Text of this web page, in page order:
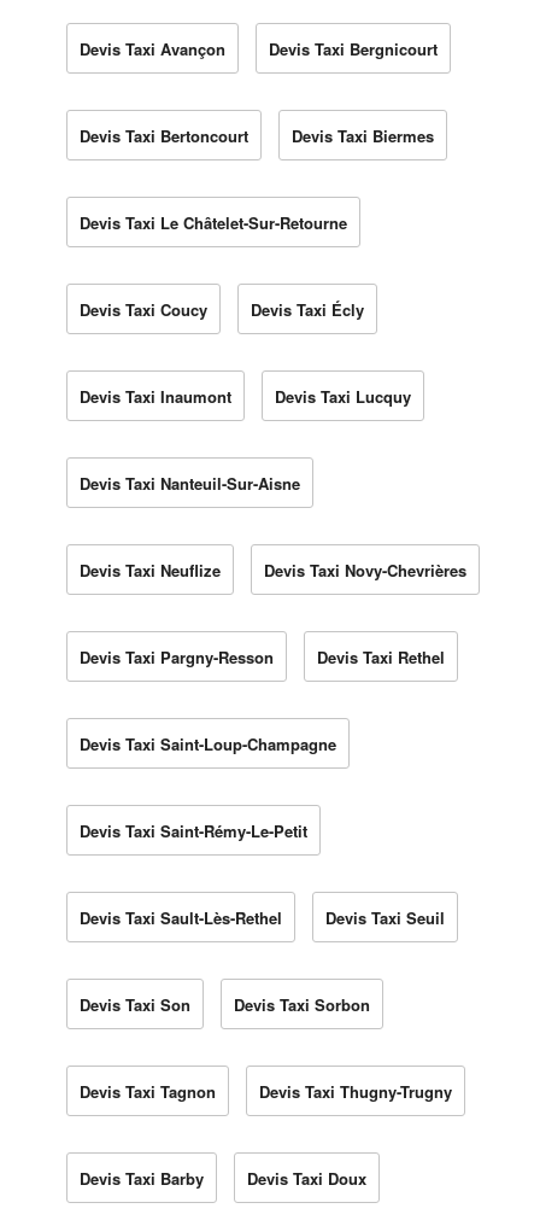
Devis Taxi Avançon Devis Taxi Bergnicourt
Devis Taxi Bertoncourt Devis Taxi Biermes
Devis Taxi Le Châtelet-Sur-Retourne
Devis Taxi Coucy Devis Taxi Écly
Devis Taxi Inaumont Devis Taxi Lucquy
Devis Taxi Nanteuil-Sur-Aisne
Devis Taxi Neuflize Devis Taxi Novy-Chevrières
Devis Taxi Pargny-Resson Devis Taxi Rethel
Devis Taxi Saint-Loup-Champagne
Devis Taxi Saint-Rémy-Le-Petit
Devis Taxi Sault-Lès-Rethel Devis Taxi Seuil
Devis Taxi Son Devis Taxi Sorbon
Devis Taxi Tagnon Devis Taxi Thugny-Trugny
Devis Taxi Barby Devis Taxi Doux